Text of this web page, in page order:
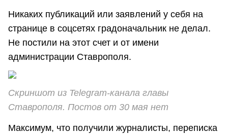
Никаких публикаций или заявлений у себя на
странице в соцсетях градоначальник не делал.
Не постили на этот счет и от имени
администрации Ставрополя.
Скриншот из Telegram-канала главы
Ставрополя. Постов от 30 мая нет
Максимум, что получили журналисты, переписка